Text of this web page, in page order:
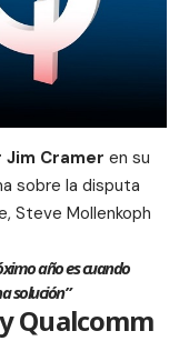
Cramer en su
sobre la disputa
Steve Mollenkoph
año es cuando
solución”
Qualcomm